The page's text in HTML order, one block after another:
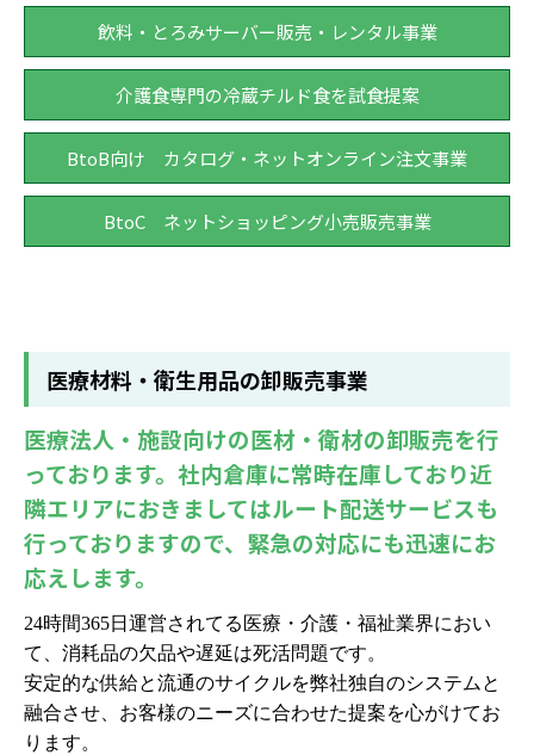
飲料・とろみサーバー販売・レンタル事業
介護食専門の冷蔵チルド食を試食提案
BtoB向け カタログ・ネットオンライン注文事業
BtoC ネットショッピング小売販売事業
医療材料・衛生用品の卸販売事業
医療法人・施設向けの医材・衛材の卸販売を行
っております。社内倉庫に常時在庫しており近
隣エリアにおきましてはルート配送サービスも
行っておりますので、緊急の対応にも迅速にお
応えします。
24時間365日運営されてる医療・介護・福祉業界におい
て、消耗品の欠品や遅延は死活問題です。
安定的な供給と流通のサイクルを弊社独自のシステムと
融合させ、お客様のニーズに合わせた提案を心がけてお
ります。